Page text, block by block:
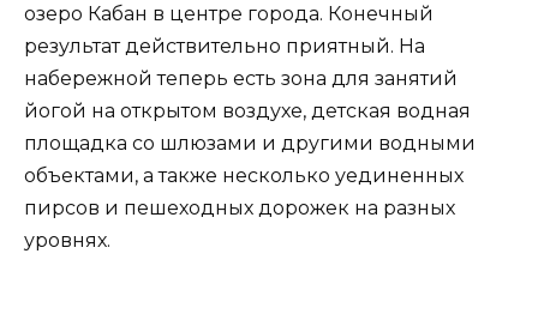
озеро Кабан в центре города. Конечный
результат действительно приятный. На
набережной теперь есть зона для занятий
йогой на открытом воздухе, детская водная
площадка со шлюзами и другими водными
объектами, а также несколько уединенных
пирсов и пешеходных дорожек на разных
уровнях.